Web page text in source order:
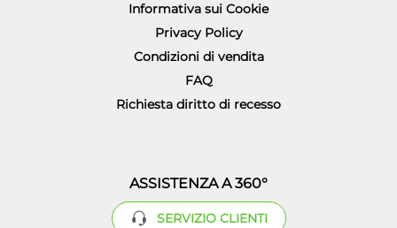
Informativa sui Cookie
Privacy Policy
Condizioni di vendita
FAQ
Richiesta diritto di recesso
ASSISTENZA A 360°
SERVIZIO CLIENTI